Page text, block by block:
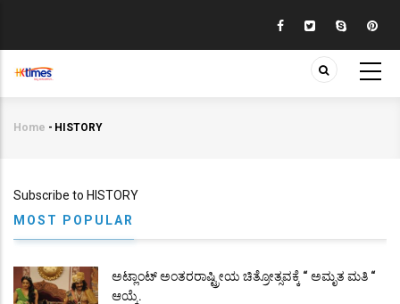
main
content
Home - HISTORY
Subscribe to HISTORY
MOST POPULAR
ಅಟ್ಲಾಂಟ್ ಅಂತರರಾಷ್ಟ್ರೀಯ ಚಿತ್ರೋತ್ಸವಕ್ಕೆ “ ಅಮೃತ ಮತಿ “
ಆಯ್ಕೆ.